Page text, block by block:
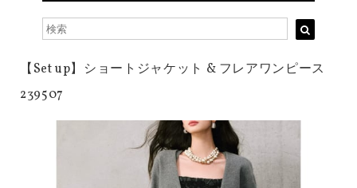
【Set up】ショートジャケット & フレアワンピース
239507